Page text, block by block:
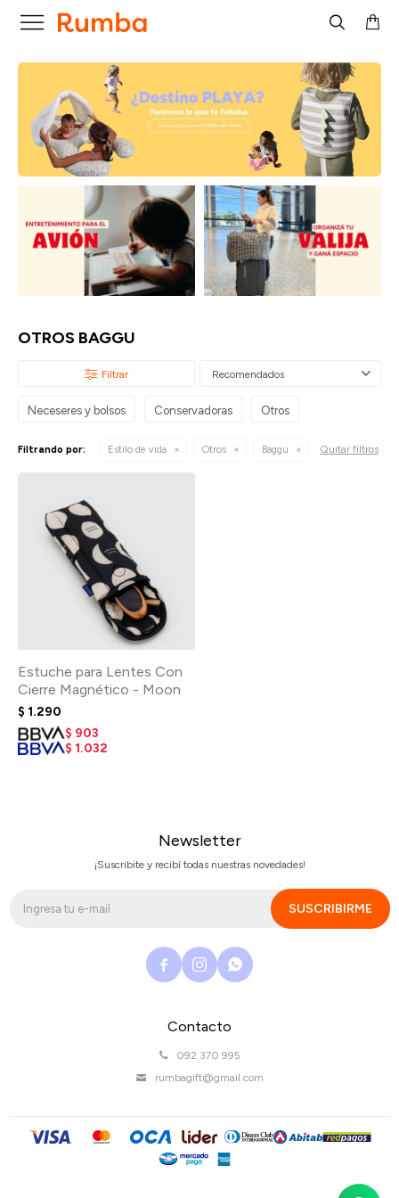

OTROS BAGGU
Recomendados
Neceseres y bolsos Conservadoras Otros
Filtrando por: Estilo de vida Otros Baggu Quitar filtros
Estuche para Lentes Con
Cierre Magnético - Moon
$ 1.290
$ 903
$ 1.032
Contacto
092 370 995
rumbagift@gmail.com
Newsletter
¡Suscribite y recibí todas nuestras novedades!
SUSCRIBIRME
  